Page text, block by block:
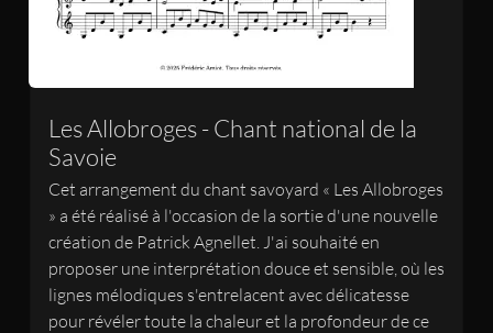
Les Allobroges - Chant national de la
Savoie
Cet arrangement du chant savoyard « Les Allobroges
» a été réalisé à l'occasion de la sortie d'une nouvelle
création de Patrick Agnellet. J'ai souhaité en
proposer une interprétation douce et sensible, où les
lignes mélodiques s'entrelacent avec délicatesse
pour révéler toute la chaleur et la profondeur de ce